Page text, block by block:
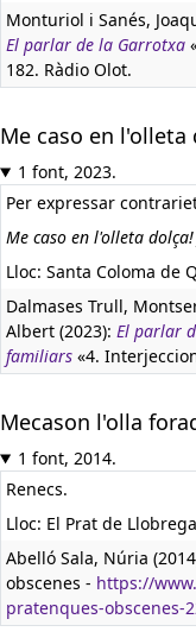
Monturiol i Sanés,
El parlar de la Garrotxa
182. Ràdio Olot.
Me caso en l'olleta
1 font, 2023.
Per expressar
Me caso en l'olleta
Lloc: Santa Coloma de
Dalmases Trull,
Albert (2023): El parlar
familiars «4.
Mecason l'olla
1 font, 2014.
Renecs.
Lloc: El Prat de
Abelló Sala, Núria
obscenes - https://
pratenques-obscenes-